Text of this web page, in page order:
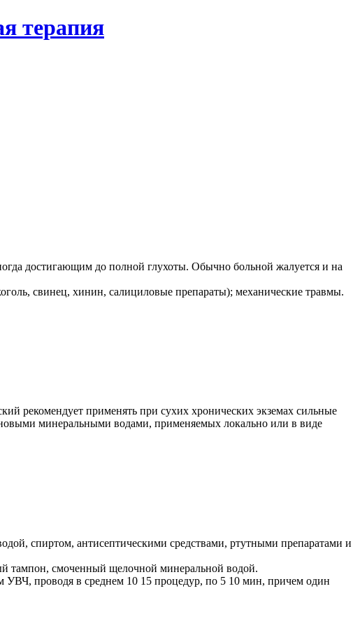
терапия
достигающим до полной глухоты. Обычно больной жалуется и на
свинец, хинин, салициловые препараты); механические травмы.
рекомендует применять при сухих хронических экземах сильные
минеральными водами, применяемых локально или в виде
спиртом, антисептическими средствами, ртутными препаратами и
тампон, смоченный щелочной минеральной водой.
проводя в среднем 10 15 процедур, по 5 10 мин, причем один